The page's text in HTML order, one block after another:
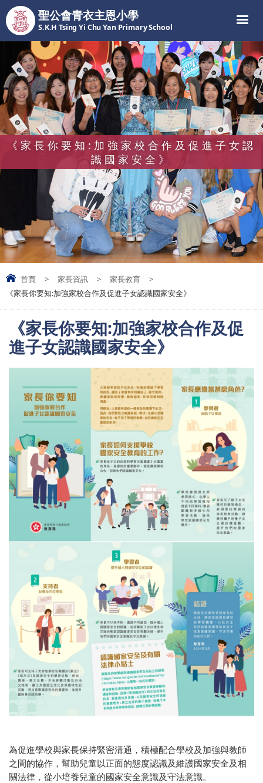
聖公會青衣主恩小學
S.K.H Tsing Yi Chu Yan Primary School
《家長你要知:加強家校合作及促進子女認
識國家安全》
首頁 > 家長資訊 > 家長教育
>
《家長你要知:加強家校合作及促進子女認識國家安全》
《家長你要知:加強家校合作及促
進子女認識國家安全》
為促進學校與家長保持緊密溝通，積極配合學校及加強與教師
之間的協作，幫助兒童以正面的態度認識及維護國家安全及相
關法律，從小培養兒童的國家安全意識及守法意識。